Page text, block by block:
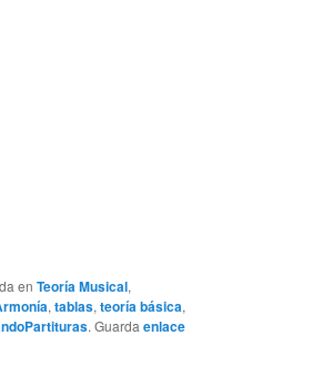
enTeoría Musical,
,tablas,teoría básica,
. Guardaenlace